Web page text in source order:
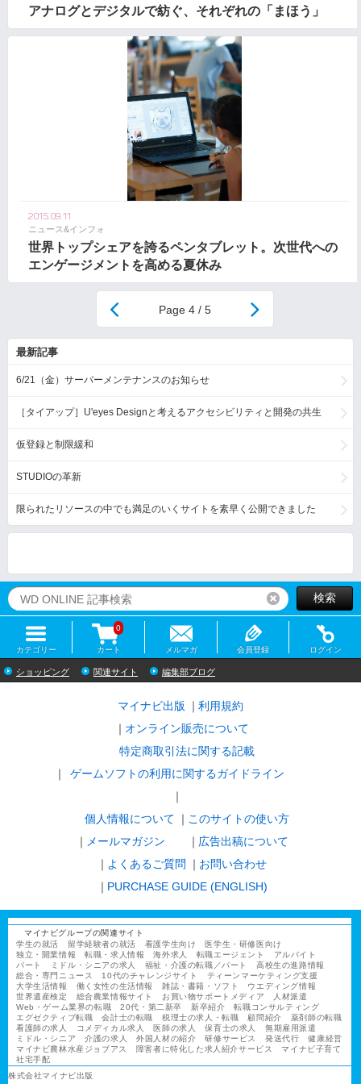
アナログとデジタルで紡ぐ、それぞれの「まほう」
2015.09.11
ニュース&インフォ
世界トップシェアを誇るペンタブレット。次世代への
エンゲージメントを高める夏休み
4 / 5
最新記事
6/21（金）サーバーメンテナンスのお知らせ
［タイアップ］U'eyes Designと考えるアクセシビリティと開発の共生
仮登録と制限緩和
STUDIOの革新
限られたリソースの中でも満足のいくサイトを素早く公開できました
リセット検索
カテゴリー カート
0
メルマガ 会員登録 ログイン
ショッピング 関連サイト 編集部ブログ
マイナビ出版
利用規約
オンライン販売について
特定商取引法に関する記載
ゲームソフトの利用に関するガイドライン
｜
個人情報について
このサイトの使い方
メールマガジン
広告出稿について
よくあるご質問
お問い合わせ
PURCHASE GUIDE (ENGLISH)
マイナビグループの関連サイト
学生の就活
留学経験者の就活 看護学生向け
医学生・研修医向け
独立・開業情報
転職・求人情報 海外求人 転職エージェント
アルバイト
パート
ミドル・シニアの求人 福祉・介護の転職／パート
高校生の進路情報
総合・専門ニュース
10代のチャレンジサイト
ティーンマーケティング支援
大学生活情報
働く女性の生活情報 雑誌・書籍・ソフト
ウエディング情報
世界遺産検定
総合農業情報サイト お買い物サポートメディア
人材派遣
Web・ゲーム業界の転職
20代・第二新卒 新卒紹介
転職コンサルティング
エグゼクティブ転職
会計士の転職 税理士の求人・転職 顧問紹介
薬剤師の転職
看護師の求人
コメディカル求人 医師の求人 保育士の求人
無期雇用派遣
ミドル・シニア
介護の求人 外国人材の紹介 研修サービス 発送代行
健康経営
マイナビ農林水産ジョブアス
障害者に特化した求人紹介サービス
マイナビ子育て
社宅手配
株式会社マイナビ出版